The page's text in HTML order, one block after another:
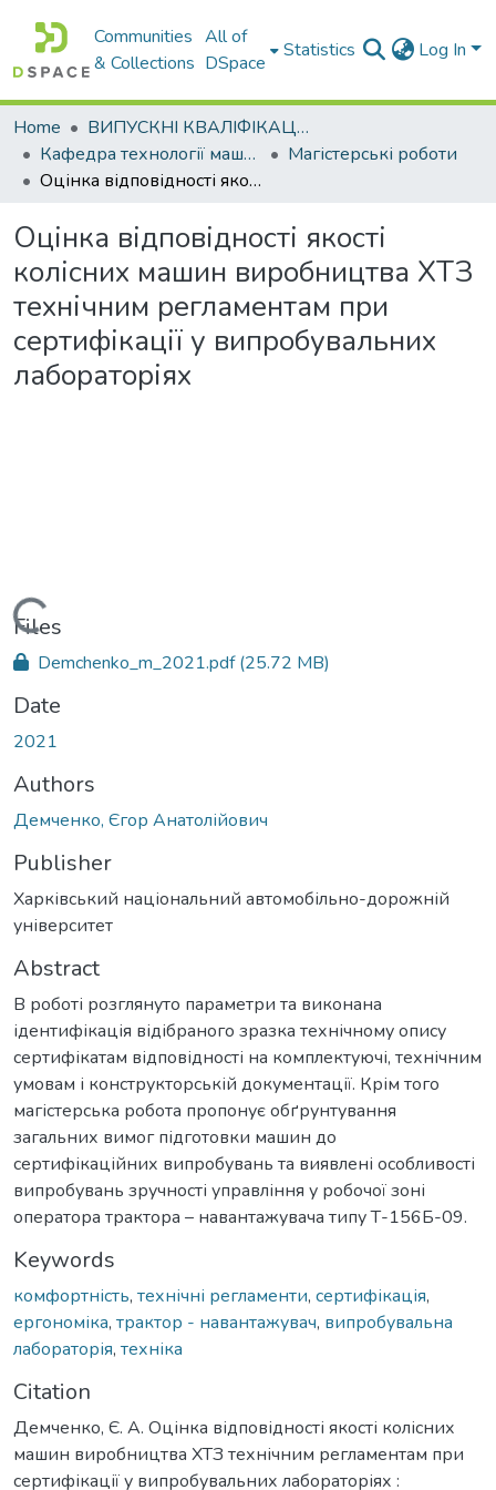
Communities
& Collections
All of
DSpace
Statistics Log In
Home
ВИПУСКНІ КВАЛІФІКАЦІЙНІ РОБОТИ
Кафедра технології машинобудування та ремонту машин
Магістерські роботи
Оцінка відповідності якості колісних машин виробництва ХТЗ технічним регламентам при сертифікації у випробувальних лабораторіях
Оцінка відповідності якості
колісних машин виробництва ХТЗ
технічним регламентам при
сертифікації у випробувальних
лабораторіях
Loading...
Files
Demchenko_m_2021.pdf(25.72 MB)
Date
2021
Authors
Демченко, Єгор Анатолійович
Publisher
Харківський національний автомобільно-дорожній
університет
Abstract
В роботі розглянуто параметри та виконана
ідентифікація відібраного зразка технічному опису
сертифікатам відповідності на комплектуючі, технічним
умовам і конструкторській документації. Крім того
магістерська робота пропонує обґрунтування
загальних вимог підготовки машин до
сертифікаційних випробувань та виявлені особливості
випробувань зручності управління у робочої зоні
оператора трактора – навантажувача типу Т-156Б-09.
Keywords
комфортність, технічні регламенти, сертифікація,
ергономіка, трактор - навантажувач, випробувальна
лабораторія, техніка
Citation
Демченко, Є. А. Оцінка відповідності якості колісних
машин виробництва ХТЗ технічним регламентам при
сертифікації у випробувальних лабораторіях :